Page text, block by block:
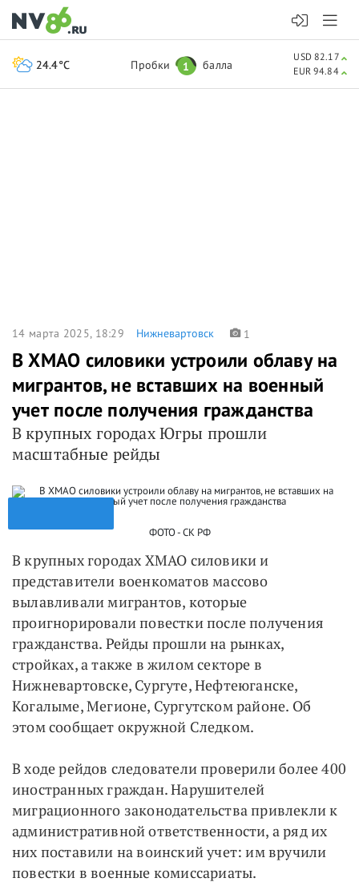
14 марта 2025, 18:29 Нижневартовск 1
В ХМАО силовики устроили облаву на
мигрантов, не вставших на военный
учет после получения гражданства
В крупных городах Югры прошли
масштабные рейды
ФОТО - СК РФ
В крупных городах ХМАО силовики и
представители военкоматов массово
вылавливали мигрантов, которые
проигнорировали повестки после получения
гражданства. Рейды прошли на рынках,
стройках, а также в жилом секторе в
Нижневартовске, Сургуте, Нефтеюганске,
Когалыме, Мегионе, Сургутском районе. Об
этом сообщает окружной Следком.
В ходе рейдов следователи проверили более 400
иностранных граждан. Нарушителей
миграционного законодательства привлекли к
административной ответственности, а ряд их
них поставили на воинский учет: им вручили
повестки в военные комиссариаты.
24.4°C Пробки 1 балла
USD 82.17
EUR 94.84